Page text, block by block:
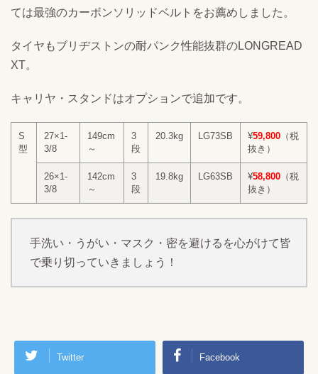
ては最強のカーボンソリッドベルトをお薦めしました。
タイヤもブリヂストンの耐パンク性能抜群のLONGREAD
XT。
キャリヤ・スタンドはオプションで追加です。
S
型
27×1-
3/8
149cm
～
3
段
20.3kg LG73SB ¥59,800 （税
抜き）
26×1-
3/8
142cm
～
3
段
19.8kg LG63SB ¥58,800 （税
抜き）
手洗い・うがい・マスク・密を避けるを心がけて皆
で乗り切っていきましょう！
Twitter Facebook